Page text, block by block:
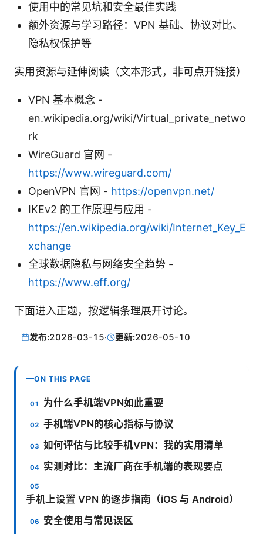
使用中的常见坑和安全最佳实践
额外资源与学习路径：VPN 基础、协议对比、
隐私权保护等
实用资源与延伸阅读（文本形式，非可点开链接）
VPN 基本概念 -
en.wikipedia.org/wiki/Virtual_private_netwo
rk
WireGuard 官网 -
https://www.wireguard.com/
OpenVPN 官网 - https://openvpn.net/
IKEv2 的工作原理与应用 -
https://en.wikipedia.org/wiki/Internet_Key_E
xchange
全球数据隐私与网络安全趋势 -
https://www.eff.org/
下面进入正题，按逻辑条理展开讨论。
发布:2026-03-15· 更新:2026-05-10
ON THIS PAGE
为什么手机端VPN如此重要
手机端VPN的核心指标与协议
如何评估与比较手机VPN：我的实用清单
实测对比：主流厂商在手机端的表现要点
手机上设置 VPN 的逐步指南（iOS 与 Android）
安全使用与常见误区